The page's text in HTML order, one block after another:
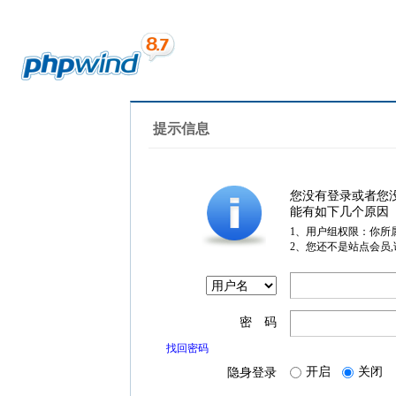
提示信息
您没有登录或者您
能有如下几个原因
1、用户组权限：你所
2、您还不是站点会员
密 码
找回密码
隐身登录 开启 关闭